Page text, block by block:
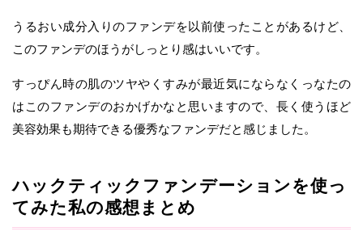
うるおい成分入りのファンデを以前使ったことがあるけど、
このファンデのほうがしっとり感はいいです。
すっぴん時の肌のツヤやくすみが最近気にならなくっなたの
はこのファンデのおかげかなと思いますので、長く使うほど
美容効果も期待できる優秀なファンデだと感じました。
ハックティックファンデーションを使っ
てみた私の感想まとめ